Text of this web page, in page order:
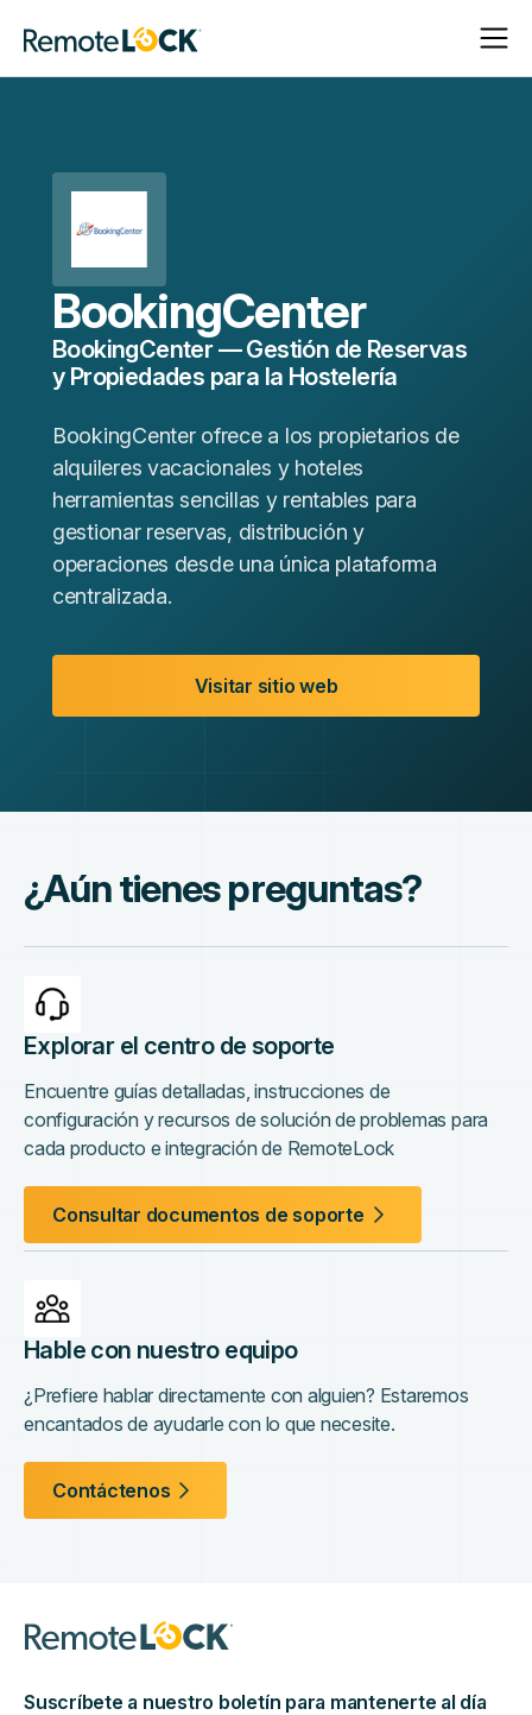
Página
de
inicio
Abrir
Cerrar
BookingCenter
BookingCenter — Gestión de Reservas
y Propiedades para la Hostelería
BookingCenter ofrece a los propietarios de
alquileres vacacionales y hoteles
herramientas sencillas y rentables para
gestionar reservas, distribución y
operaciones desde una única plataforma
centralizada.
Visitar sitio web
¿Aún tienes preguntas?
Explorar el centro de soporte
Encuentre guías detalladas, instrucciones de
configuración y recursos de solución de problemas para
cada producto e integración de RemoteLock
Consultar documentos de soporte
Hable con nuestro equipo
¿Prefiere hablar directamente con alguien? Estaremos
encantados de ayudarle con lo que necesite.
Contáctenos
Suscríbete a nuestro boletín para mantenerte al día